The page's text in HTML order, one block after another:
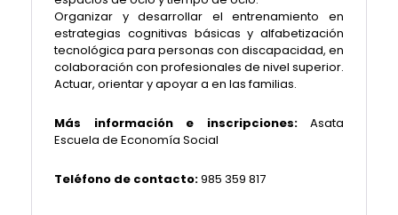
Organizar y desarrollar el entrenamiento en
estrategias cognitivas básicas y alfabetización
tecnológica para personas con discapacidad, en
colaboración con profesionales de nivel superior.
Actuar, orientar y apoyar a en las familias.
Más información e inscripciones:Asata
Escuela de Economía Social
Teléfono de contacto:985 359 817